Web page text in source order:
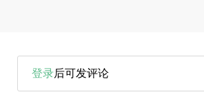
登录后可发评论